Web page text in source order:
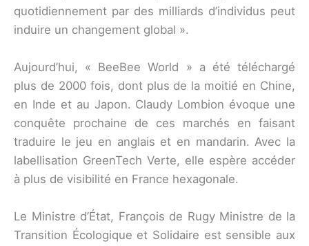
quotidiennement par des milliards d’individus peut
induire un changement global ».
Aujourd’hui, « BeeBee World » a été téléchargé
plus de 2000 fois, dont plus de la moitié en Chine,
en Inde et au Japon. Claudy Lombion évoque une
conquête prochaine de ces marchés en faisant
traduire le jeu en anglais et en mandarin. Avec la
labellisation GreenTech Verte, elle espère accéder
à plus de visibilité en France hexagonale.
Le Ministre d’État, François de Rugy Ministre de la
Transition Écologique et Solidaire est sensible aux